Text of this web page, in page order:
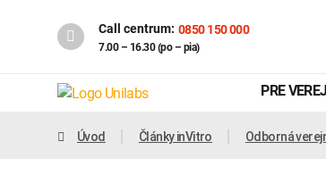
Call centrum: 0850 150 000
7.00 – 16.30 (po – pia)
PRE
Úvod Články inVitro Odborná